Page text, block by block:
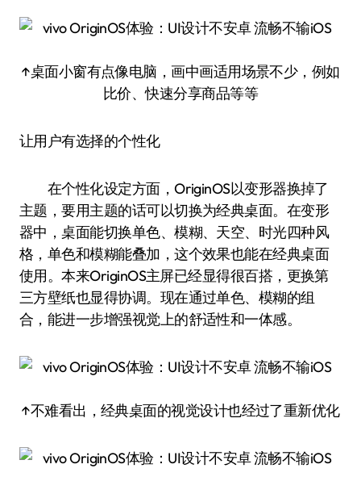
↑桌面小窗有点像电脑，画中画适用场景不少，例如
比价、快速分享商品等等
让用户有选择的个性化
在个性化设定方面，OriginOS以变形器换掉了
主题，要用主题的话可以切换为经典桌面。在变形
器中，桌面能切换单色、模糊、天空、时光四种风
格，单色和模糊能叠加，这个效果也能在经典桌面
使用。本来OriginOS主屏已经显得很百搭，更换第
三方壁纸也显得协调。现在通过单色、模糊的组
合，能进一步增强视觉上的舒适性和一体感。
↑不难看出，经典桌面的视觉设计也经过了重新优化